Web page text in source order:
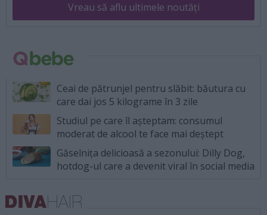
Vreau să aflu ultimele noutăți
Ceai de pătrunjel pentru slăbit: băutura cu
care dai jos 5 kilograme în 3 zile
Studiul pe care îl așteptam: consumul
moderat de alcool te face mai deștept
Găselnița delicioasă a sezonului: Dilly Dog,
hotdog-ul care a devenit viral în social media